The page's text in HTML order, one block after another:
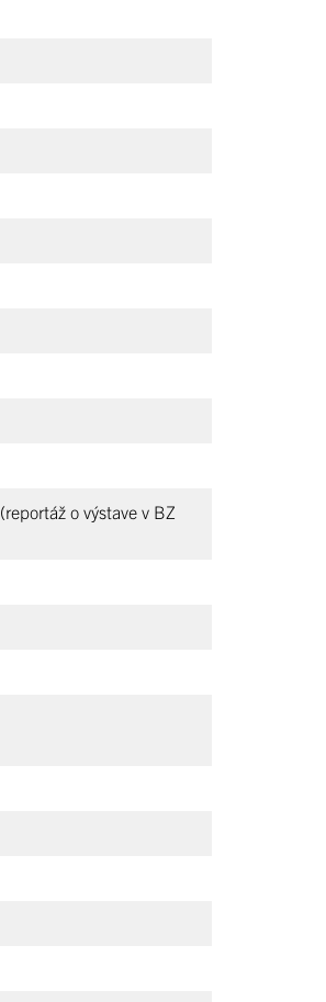
(reportáž o výstave v BZ